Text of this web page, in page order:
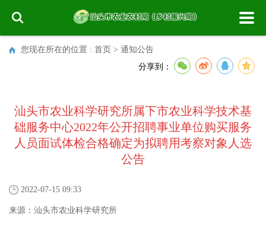
您现在所在的位置 : 首页 > 通知公告
分享到：
汕头市农业科学研究所属下市农业科学技术基
础服务中心2022年公开招聘事业单位购买服务
人员面试体检合格确定为拟聘用考察对象人选
公告
2022-07-15 09:33
来源： 汕头市农业科学研究所